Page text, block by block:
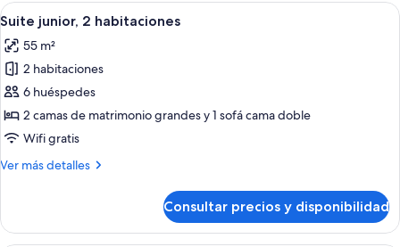
habitación
Abrir
todas
las
fotos
de
Suite
junior,
habitaciones
Una cama bien hecha con sábanas
5
Suite junior, 2 habitaciones
55 m²
2 habitaciones
6 huéspedes
2 camas de matrimonio grandes y 1 sofá cama doble
Wifi gratis
Ver más detalles
Más
junior,
Consultar precios y disponibilidad